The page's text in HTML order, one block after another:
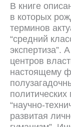
В книге
в которых
терминов
“средний
экспертиза”.
центров
настоящему
политических
“научно-
развитая